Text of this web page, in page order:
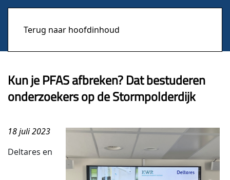
Terug naar hoofdinhoud
Kun je PFAS afbreken? Dat bestuderen
onderzoekers op de Stormpolderdijk
18 juli 2023
Deltares en